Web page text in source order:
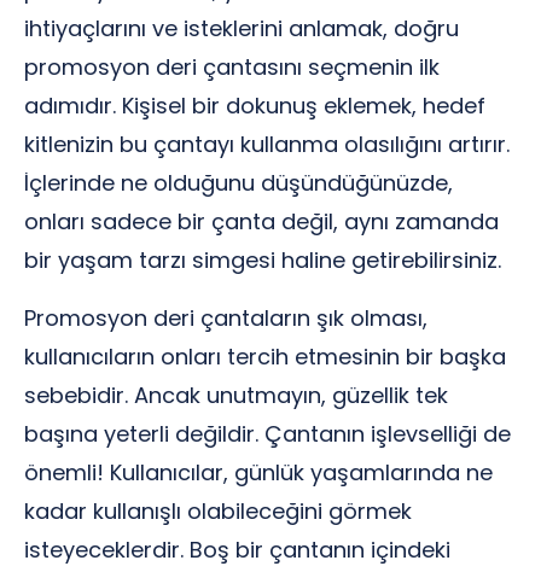
ihtiyaçlarını ve isteklerini anlamak, doğru
promosyon deri çantasını seçmenin ilk
adımıdır. Kişisel bir dokunuş eklemek, hedef
kitlenizin bu çantayı kullanma olasılığını artırır.
İçlerinde ne olduğunu düşündüğünüzde,
onları sadece bir çanta değil, aynı zamanda
bir yaşam tarzı simgesi haline getirebilirsiniz.
Promosyon deri çantaların şık olması,
kullanıcıların onları tercih etmesinin bir başka
sebebidir. Ancak unutmayın, güzellik tek
başına yeterli değildir. Çantanın işlevselliği de
önemli! Kullanıcılar, günlük yaşamlarında ne
kadar kullanışlı olabileceğini görmek
isteyeceklerdir. Boş bir çantanın içindeki